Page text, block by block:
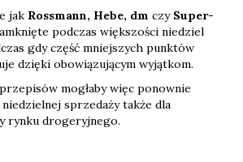
jak Rossmann, Hebe, dm czy Super-
podczas większości niedziel
gdy część mniejszych punktów
dzięki obowiązującym wyjątkom.
mogłaby więc ponownie
sprzedaży także dla
rynku drogeryjnego.